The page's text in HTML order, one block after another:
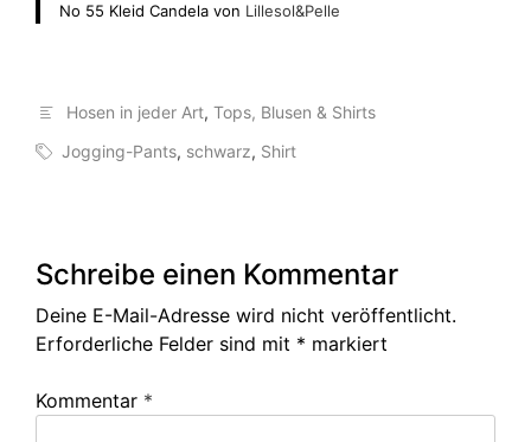
No 55 Kleid Candela von Lillesol&Pelle
Hosen in jeder Art, Tops, Blusen & Shirts
Jogging-Pants, schwarz, Shirt
Schreibe einen Kommentar
Deine E-Mail-Adresse wird nicht veröffentlicht.
Erforderliche Felder sind mit * markiert
Kommentar *